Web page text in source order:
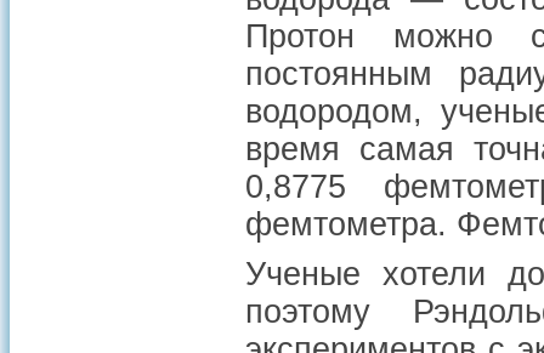
Протон можно
постоянным
водородом,
время самая
0,8775
фемтометра.
Ученые хотели
поэтому